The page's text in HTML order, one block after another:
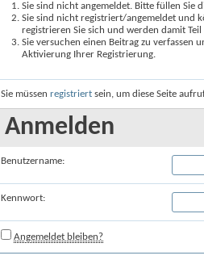
Sie sind nicht angemeldet. Bitte füllen Sie
Sie sind nicht registriert/angemeldet und
registrieren Sie sich und werden damit
Sie versuchen einen Beitrag zu verfassen
Aktivierung Ihrer Registrierung.
Sie müssen registriert sein, um diese Seite
Anmelden
Benutzername:
Kennwort:
Angemeldet bleiben?